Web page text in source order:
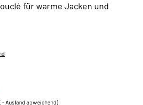
für warme Jacken und
- Ausland abweichend)